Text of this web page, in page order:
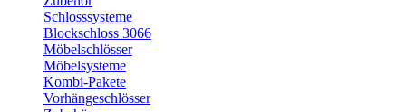
Schlosssysteme
Blockschloss 3066
Möbelschlösser
Möbelsysteme
Kombi-Pakete
Vorhängeschlösser